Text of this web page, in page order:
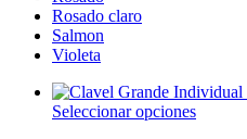
Rosado claro
Salmon
Violeta
Seleccionar opcionesEste